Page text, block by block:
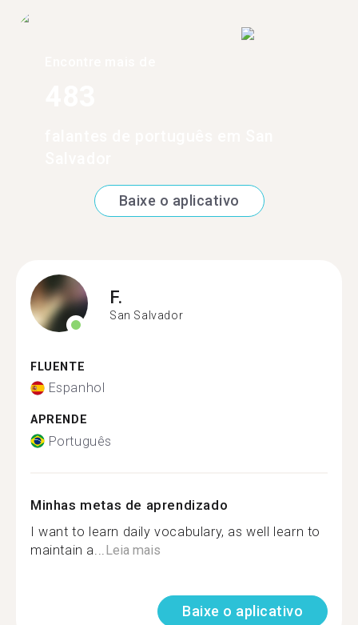
Baixe o aplicativo
F.
San Salvador
FLUENTE
Espanhol
APRENDE
Português
Minhas metas de aprendizado
I want to learn daily vocabulary, as well learn to
maintain a... Leia mais
Baixe o aplicativo